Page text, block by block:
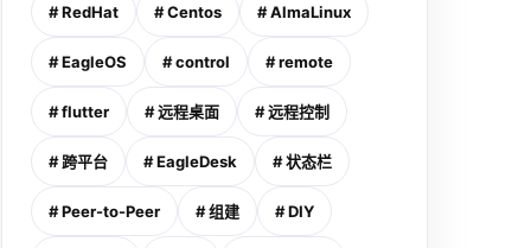
# RedHat # Centos # AlmaLinux
# EagleOS # control # remote
# flutter # 远程桌面 # 远程控制
# 跨平台 # EagleDesk # 状态栏
# Peer-to-Peer # 组建 # DIY